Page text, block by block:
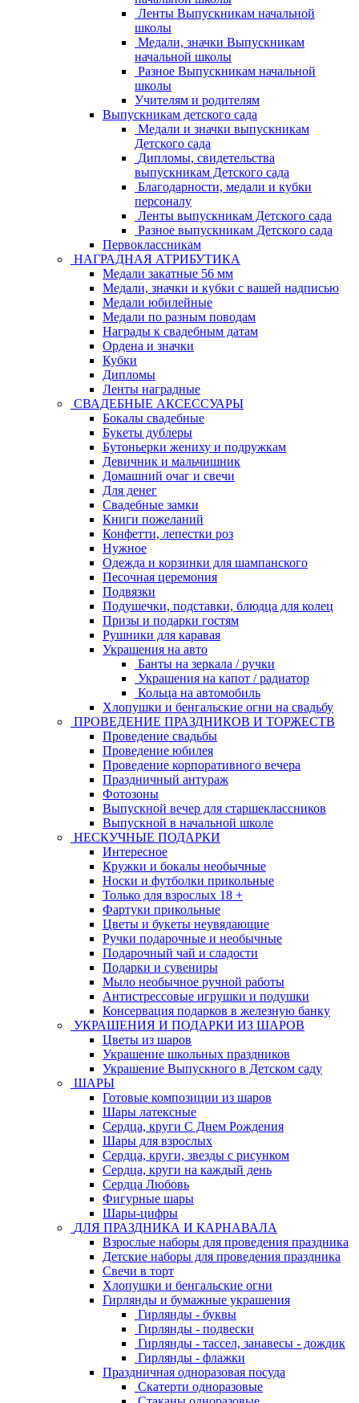
Ленты Выпускникам начальной
школы
Медали, значки Выпускникам
начальной школы
Разное Выпускникам начальной
школы
Учителям и родителям
Выпускникам детского сада
Медали и значки выпускникам
Детского сада
Дипломы, свидетельства
выпускникам Детского сада
Благодарности, медали и кубки
персоналу
Ленты выпускникам Детского сада
Разное выпускникам Детского сада
Первоклассникам
НАГРАДНАЯ АТРИБУТИКА
Медали закатные 56 мм
Медали, значки и кубки с вашей надписью
Медали юбилейные
Медали по разным поводам
Награды к свадебным датам
Ордена и значки
Кубки
Дипломы
Ленты наградные
СВАДЕБНЫЕ АКСЕССУАРЫ
Бокалы свадебные
Букеты дублеры
Бутоньерки жениху и подружкам
Девичник и мальчишник
Домашний очаг и свечи
Для денег
Свадебные замки
Книги пожеланий
Конфетти, лепестки роз
Нужное
Одежда и корзинки для шампанского
Песочная церемония
Подвязки
Подушечки, подставки, блюдца для колец
Призы и подарки гостям
Рушники для каравая
Украшения на авто
Банты на зеркала / ручки
Украшения на капот / радиатор
Кольца на автомобиль
Хлопушки и бенгальские огни на свадьбу
ПРОВЕДЕНИЕ ПРАЗДНИКОВ И ТОРЖЕСТВ
Проведение свадьбы
Проведение юбилея
Проведение корпоративного вечера
Праздничный антураж
Фотозоны
Выпускной вечер для старшеклассников
Выпускной в начальной школе
НЕСКУЧНЫЕ ПОДАРКИ
Интересное
Кружки и бокалы необычные
Носки и футболки прикольные
Только для взрослых 18 +
Фартуки прикольные
Цветы и букеты неувядающие
Ручки подарочные и необычные
Подарочный чай и сладости
Подарки и сувениры
Мыло необычное ручной работы
Антистрессовые игрушки и подушки
Консервация подарков в железную банку
УКРАШЕНИЯ И ПОДАРКИ ИЗ ШАРОВ
Цветы из шаров
Украшение школьных праздников
Украшение Выпускного в Детском саду
ШАРЫ
Готовые композиции из шаров
Шары латексные
Сердца, круги С Днем Рождения
Шары для взрослых
Сердца, круги, звезды с рисунком
Сердца, круги на каждый день
Сердца Любовь
Фигурные шары
Шары-цифры
ДЛЯ ПРАЗДНИКА И КАРНАВАЛА
Взрослые наборы для проведения праздника
Детские наборы для проведения праздника
Свечи в торт
Хлопушки и бенгальские огни
Гирлянды и бумажные украшения
Гирлянды - буквы
Гирлянды - подвески
Гирлянды - тассел, занавесы - дождик
Гирлянды - флажки
Праздничная одноразовая посуда
Скатерти одноразовые